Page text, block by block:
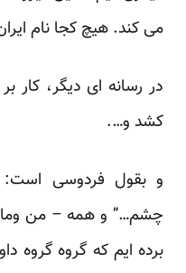
می کند. هیچ کجا نام
در رسانه ای دیگر، کار
کشد و….‏
و بقول فردوسی است:
چشم…” و همه – من وماو
برده ایم ‏که گروه گروه